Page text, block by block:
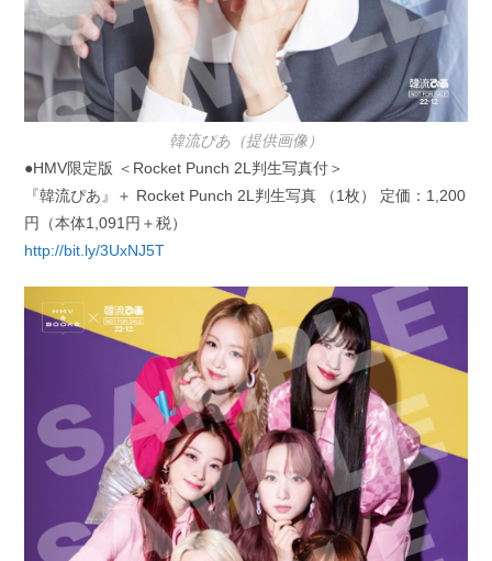
韓流ぴあ（提供画像）
●HMV限定版 ＜Rocket Punch 2L判生写真付＞
『韓流ぴあ』＋ Rocket Punch 2L判生写真 （1枚） 定価：1,200
円（本体1,091円＋税）
http://bit.ly/3UxNJ5T